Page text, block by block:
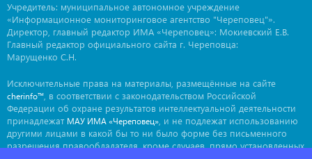
Учредитель: муниципальное автономное учреждение
«Информационное мониторинговое агентство "Череповец"».
Директор, главный редактор ИМА «Череповец»: Мокиевский Е.В.
Главный редактор официального сайта г. Череповца:
Марущенко С.Н.
Исключительные права на материалы, размещённые на сайте
cherinfo™ , в соответствии с законодательством Российской
Федерации об охране результатов интеллектуальной деятельности
принадлежат МАУ ИМА «Череповец» , и не подлежат использованию
другими лицами в какой бы то ни было форме без письменного
разрешения правообладателя, кроме случаев, прямо установленных